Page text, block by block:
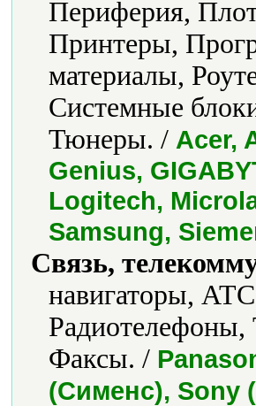
Периферия,
Принтеры,
материалы,
Системные
Тюнеры. / Acer,
Genius,
Logitech,
Samsung,
Связь,
навигаторы,
Факсы. /
(Сименс), Sony